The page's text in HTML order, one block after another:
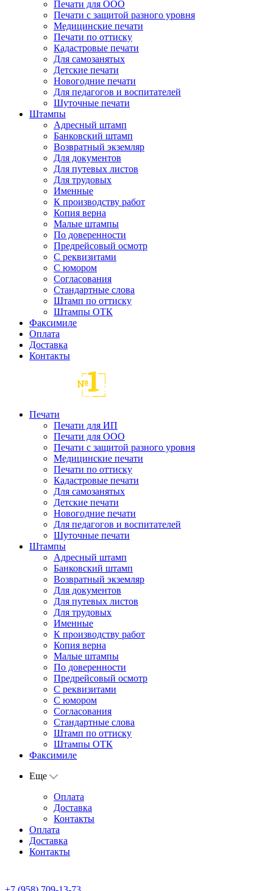
Печати для ООО
Печати с защитой разного уровня
Медицинские печати
Печати по оттиску
Кадастровые печати
Для самозанятых
Детские печати
Новогодние печати
Для педагогов и воспитателей
Шуточные печати
Штампы
Адресный штамп
Банковский штамп
Возвратный экземляр
Для документов
Для путевых листов
Для трудовых
Именные
К производству работ
Копия верна
Малые штампы
По доверенности
Предрейсовый осмотр
С реквизитами
С юмором
Согласования
Стандартные слова
Штамп по оттиску
Штампы ОТК
Факсимиле
Оплата
Доставка
Контакты
Печати
Печати для ИП
Печати для ООО
Печати с защитой разного уровня
Медицинские печати
Печати по оттиску
Кадастровые печати
Для самозанятых
Детские печати
Новогодние печати
Для педагогов и воспитателей
Шуточные печати
Штампы
Адресный штамп
Банковский штамп
Возвратный экземляр
Для документов
Для путевых листов
Для трудовых
Именные
К производству работ
Копия верна
Малые штампы
По доверенности
Предрейсовый осмотр
С реквизитами
С юмором
Согласования
Стандартные слова
Штамп по оттиску
Штампы ОТК
Факсимиле
Еще
Оплата
Доставка
Контакты
Оплата
Доставка
Контакты